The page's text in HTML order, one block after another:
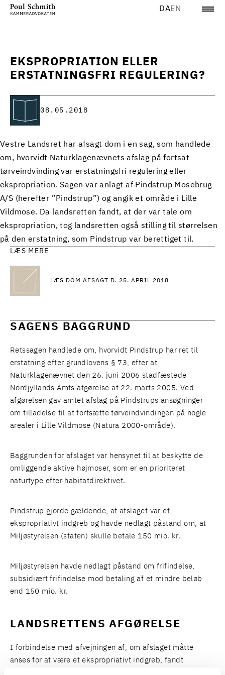
DAEN
EKSPROPRIATION ELLER
ERSTATNINGSFRI REGULERING?
08.05.2018
Vestre Landsret har afsagt dom i en sag, som handlede
om, hvorvidt Naturklagenævnets afslag på fortsat
tørveindvinding var erstatningsfri regulering eller
ekspropriation. Sagen var anlagt af Pindstrup Mosebrug
A/S (herefter ”Pindstrup”) og angik et område i Lille
Vildmose. Da landsretten fandt, at der var tale om
ekspropriation, tog landsretten også stilling til størrelsen
på den erstatning, som Pindstrup var berettiget til.
LÆS MERE
LÆS DOM AFSAGT D. 25. APRIL 2018
SAGENS BAGGRUND
Retssagen handlede om, hvorvidt Pindstrup har ret til
erstatning efter grundlovens § 73, efter at
Naturklagenævnet den 26. juni 2006 stadfæstede
Nordjyllands Amts afgørelse af 22. marts 2005. Ved
afgørelsen gav amtet afslag på Pindstrups ansøgninger
om tilladelse til at fortsætte tørveindvindingen på nogle
arealer i Lille Vildmose (Natura 2000-område).
Baggrunden for afslaget var hensynet til at beskytte de
omliggende aktive højmoser, som er en prioriteret
naturtype efter habitatdirektivet.
Pindstrup gjorde gældende, at afslaget var et
ekspropriativt indgreb og havde nedlagt påstand om, at
Miljøstyrelsen (staten) skulle betale 150 mio. kr.
Miljøstyrelsen havde nedlagt påstand om frifindelse,
subsidiært frifindelse mod betaling af et mindre beløb
end 150 mio. kr.
LANDSRETTENS AFGØRELSE
I forbindelse med afvejningen af, om afslaget måtte
anses for at være et ekspropriativt indgreb, fandt